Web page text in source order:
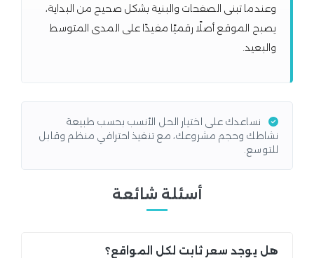
وعندما تبنى الصفحات والبنية بشكل صحيح من البداية،
يصبح الموقع أصلًا رقميًا مفيدًا على المدى المتوسط
والبعيد.
نساعدك على اختيار الحل الأنسب بحسب طبيعة
نشاطك وحجم مشروعك، مع تنفيذ احترافي منظم وقابل
للتوسع.
أسئلة شائعة
هل يوجد سعر ثابت لكل المواقع؟